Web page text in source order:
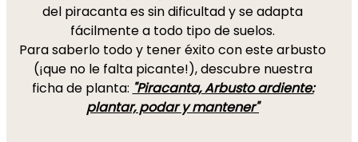
del piracanta es sin dificultad y se adapta
fácilmente a todo tipo de suelos.
Para saberlo todo y tener éxito con este arbusto
(¡que no le falta picante!), descubre nuestra
ficha de planta: "Piracanta, Arbusto ardiente:
plantar, podar y mantener"